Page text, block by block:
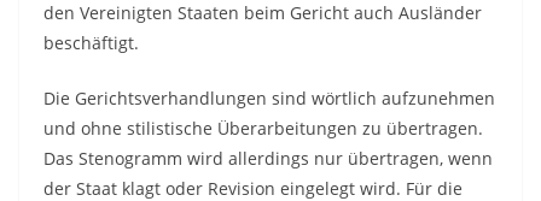
den Vereinigten Staaten beim Gericht auch Ausländer
beschäftigt.
Die Gerichtsverhandlungen sind wörtlich aufzunehmen
und ohne stilistische Überarbeitungen zu übertragen.
Das Stenogramm wird allerdings nur übertragen, wenn
der Staat klagt oder Revision eingelegt wird. Für die